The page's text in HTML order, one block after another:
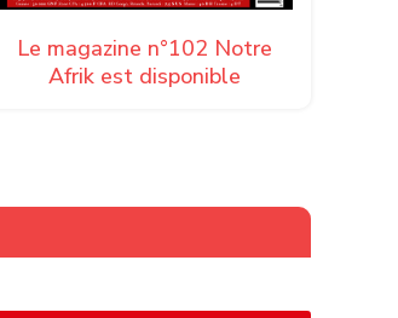
Le magazine n°102 Notre
Afrik est disponible